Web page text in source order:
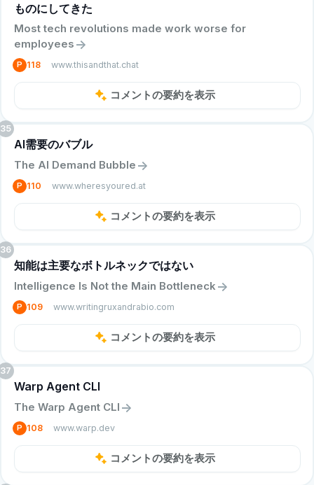
ものにしてきた
Most tech revolutions made work worse for
employees ->
P 118 www.thisandthat.chat
コメントの要約を表示
35
AI需要のバブル
The AI Demand Bubble ->
P 110 www.wheresyoured.at
コメントの要約を表示
36
知能は主要なボトルネックではない
Intelligence Is Not the Main Bottleneck ->
P 109 www.writingruxandrabio.com
コメントの要約を表示
37
Warp Agent CLI
The Warp Agent CLI ->
P 108 www.warp.dev
コメントの要約を表示